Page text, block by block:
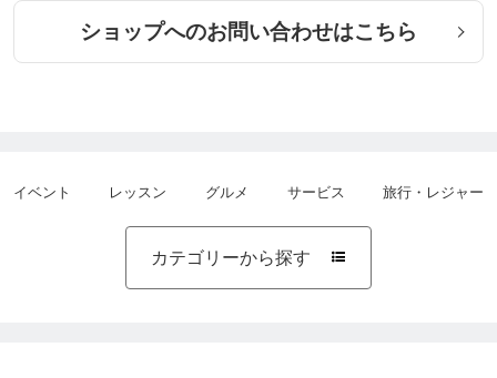
しています。
ショップへのお問い合わせはこちら
イベント レッスン グルメ サービス 旅行・レジャー
カテゴリーから探す 